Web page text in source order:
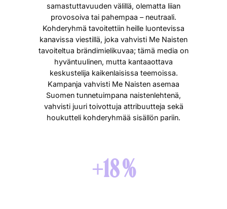
samastuttavuuden välillä, olematta liian
provosoiva tai pahempaa – neutraali.
Kohderyhmä tavoitettiin heille luontevissa
kanavissa viestillä, joka vahvisti Me Naisten
tavoiteltua brändimielikuvaa; tämä media on
hyväntuulinen, mutta kantaaottava
keskustelija kaikenlaisissa teemoissa.
Kampanja vahvisti Me Naisten asemaa
Suomen tunnetuimpana naistenlehtenä,
vahvisti juuri toivottuja attribuutteja sekä
houkutteli kohderyhmää sisällön pariin.
+18 %